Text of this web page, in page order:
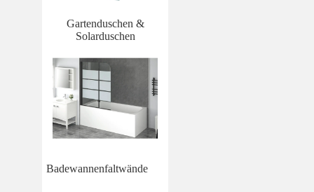
Gartenduschen &
Solarduschen
Badewannenfaltwände